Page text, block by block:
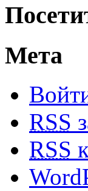
Мета
RSS
RSS